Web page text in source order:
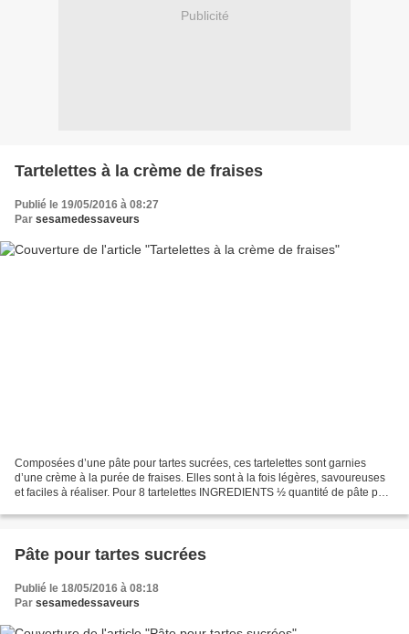
Publicité
Tartelettes à la crème de fraises
Publié le 19/05/2016 à 08:27
Par sesamedessaveurs
Composées d’une pâte pour tartes sucrées, ces tartelettes sont garnies
d’une crème à la purée de fraises. Elles sont à la fois légères, savoureuses
et faciles à réaliser. Pour 8 tartelettes INGREDIENTS ½ quantité de pâte pour
Pâte pour tartes sucrées
Publié le 18/05/2016 à 08:18
Par sesamedessaveurs